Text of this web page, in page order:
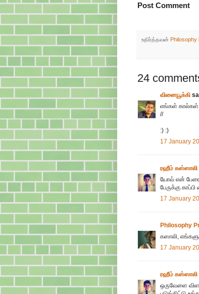
Post Comment
உதிர்த்தவன் Philosophy
24
வினையூக்கி
எங்கள் கால்கள்
//
:) :)
17 January
ரஹீம் கஸ்ஸாலி
யோவ் என்
பேருக்கு
17 January
Philosophy
கஸாலி,
17 January
ரஹீம் கஸ்ஸாலி
ஒருவேளை